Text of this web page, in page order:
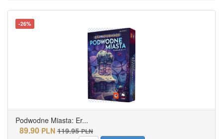
-26%
Podwodne Miasta: Er...
89.90 PLN 119.95 PLN